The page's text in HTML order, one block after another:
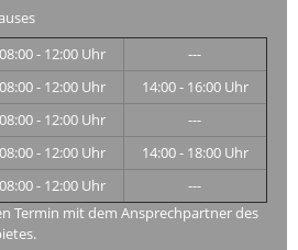
08:00 - 12:00 Uhr
---
08:00 - 12:00 Uhr
14:00 - 16:00 Uhr
08:00 - 12:00 Uhr
---
08:00 - 12:00 Uhr
14:00 - 18:00 Uhr
08:00 - 12:00 Uhr
---
Termin mit dem Ansprechpartner des